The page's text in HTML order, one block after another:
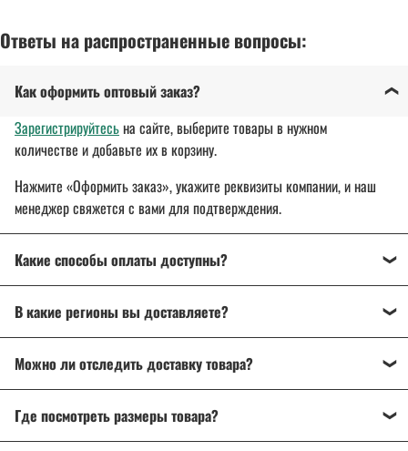
Ответы на распространенные вопросы:
Как оформить оптовый заказ?
Зарегистрируйтесьна сайте, выберите товары в нужном
количестве и добавьте их в корзину.
Нажмите «Оформить заказ», укажите реквизиты компании, и наш
менеджер свяжется с вами для подтверждения.
Какие способы оплаты доступны?
расчетный счет организации.
Для государственных и муниципальных заказчиков
возможна поставка товара с отсрочкой платежа до 30 дней.
В какие регионы вы доставляете?
России : от Калининграда до Владивостока.
Подробнее о доставке
Можно ли отследить доставку товара?
через ТК «СДЭК», DPD или Почту России.
Где посмотреть размеры товара?